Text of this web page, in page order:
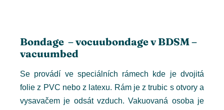
Bondage – vocuubondage v BDSM –
vacuumbed
Se provádí ve speciálních rámech kde je dvojitá
folie z PVC nebo z latexu. Rám je z trubic s otvory a
vysavačem je odsát vzduch. Vakuovaná osoba je